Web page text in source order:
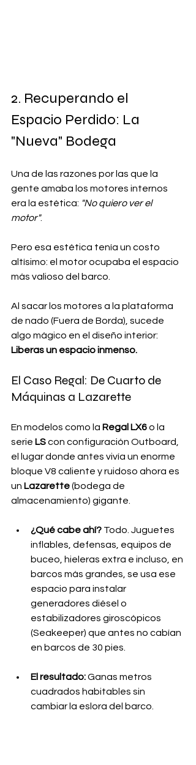
2. Recuperando el
Espacio Perdido: La
"Nueva" Bodega
Una de las razones por las que la
gente amaba los motores internos
era la estética: "No quiero ver el
motor".
Pero esa estética tenía un costo
altísimo: el motor ocupaba el espacio
más valioso del barco.
Al sacar los motores a la plataforma
de nado (Fuera de Borda), sucede
algo mágico en el diseño interior:
Liberas un espacio inmenso.
El Caso Regal: De Cuarto de
Máquinas a Lazarette
En modelos como la Regal LX6 o la
serie LS con configuración Outboard,
el lugar donde antes vivía un enorme
bloque V8 caliente y ruidoso ahora es
un Lazarette (bodega de
almacenamiento) gigante.
¿Qué cabe ahí? Todo. Juguetes
inflables, defensas, equipos de
buceo, hieleras extra e incluso, en
barcos más grandes, se usa ese
espacio para instalar
generadores diésel o
estabilizadores giroscópicos
(Seakeeper) que antes no cabían
en barcos de 30 pies.
El resultado: Ganas metros
cuadrados habitables sin
cambiar la eslora del barco.